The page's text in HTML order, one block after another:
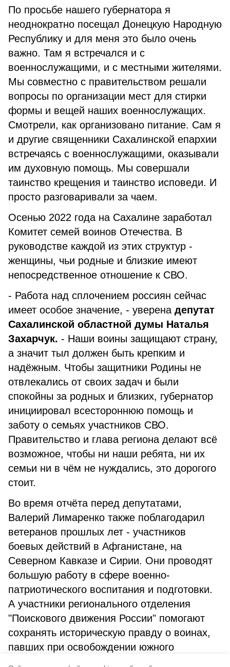
По просьбе нашего губернатора я
неоднократно посещал Донецкую Народную
Республику и для меня это было очень
важно. Там я встречался и с
военнослужащими, и с местными жителями.
Мы совместно с правительством решали
вопросы по организации мест для стирки
формы и вещей наших военнослужащих.
Смотрели, как организовано питание. Сам я
и другие священники Сахалинской епархии
встречаясь с военнослужащими, оказывали
им духовную помощь. Мы совершали
таинство крещения и таинство исповеди. И
просто разговаривали за чаем.
Осенью 2022 года на Сахалине заработал
Комитет семей воинов Отечества. В
руководстве каждой из этих структур -
женщины, чьи родные и близкие имеют
непосредственное отношение к СВО.
- Работа над сплочением россиян сейчас
имеет особое значение, - уверена депутат
Сахалинской областной думы Наталья
Захарчук. - Наши воины защищают страну,
а значит тыл должен быть крепким и
надёжным. Чтобы защитники Родины не
отвлекались от своих задач и были
спокойны за родных и близких, губернатор
инициировал всестороннюю помощь и
заботу о семьях участников СВО.
Правительство и глава региона делают всё
возможное, чтобы ни наши ребята, ни их
семьи ни в чём не нуждались, это дорогого
стоит.
Во время отчёта перед депутатами,
Валерий Лимаренко также поблагодарил
ветеранов прошлых лет - участников
боевых действий в Афганистане, на
Северном Кавказе и Сирии. Они проводят
большую работу в сфере военно-
патриотического воспитания и подготовки.
А участники регионального отделения
"Поискового движения России" помогают
сохранять историческую правду о воинах,
павших при освобождении южного